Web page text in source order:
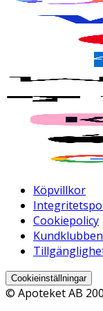
Köpvillkor
Cookiepolicy
Cookieinställningar
© Apoteket AB